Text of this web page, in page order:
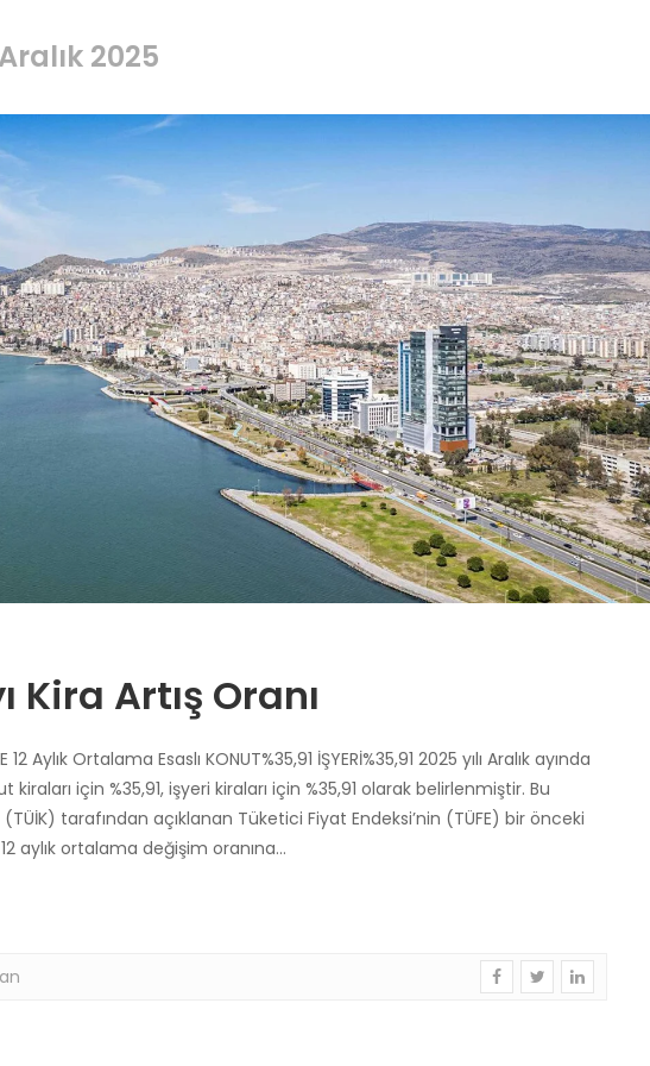
2025
Kira Artış Oranı
Aylık Ortalama Esaslı KONUT%35,91 İŞYERİ%35,91 2025 yılı Aralık ayında
için %35,91, işyeri kiraları için %35,91 olarak belirlenmiştir. Bu
tarafından açıklanan Tüketici Fiyat Endeksi’nin (TÜFE) bir önceki
aylık ortalama değişim oranına…